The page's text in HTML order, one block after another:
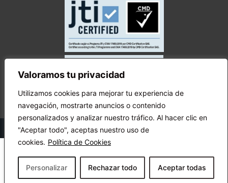
Valoramos tu privacidad
Utilizamos cookies para mejorar tu experiencia de
navegación, mostrarte anuncios o contenido
personalizados y analizar nuestro tráfico. Al hacer clic en
"Aceptar todo", aceptas nuestro uso de
cookies. Política de Cookies
Personalizar Rechazar todo Aceptar todas
© Copyright Ecuador Chequea 2025.